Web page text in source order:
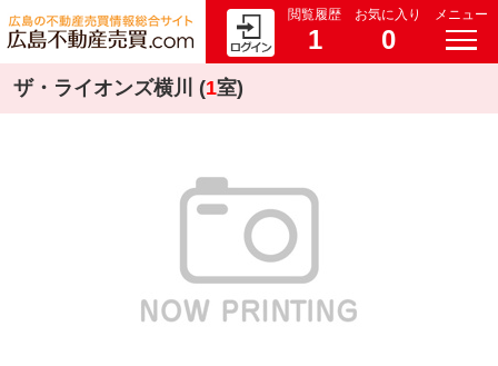
閲覧履歴
1
お気に入り
0
メニュー
ザ・ライオンズ横川 (1室)